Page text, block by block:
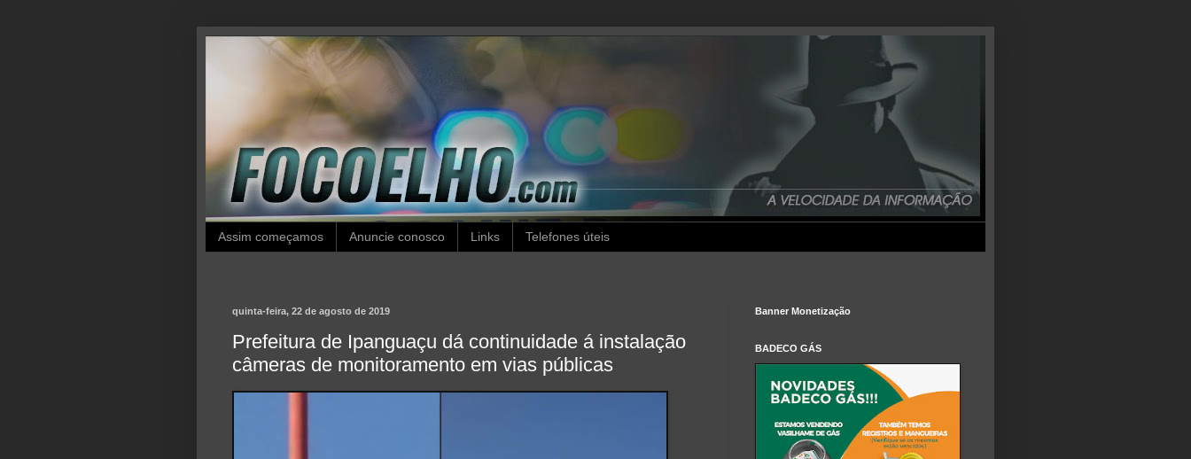
Assim começamos Anuncie conosco Links Telefones úteis
quinta-feira, 22 de agosto de 2019
Prefeitura de Ipanguaçu dá continuidade á instalação
câmeras de monitoramento em vias públicas
Banner Monetização
BADECO GÁS